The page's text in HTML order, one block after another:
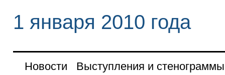
1 января 2010 года
Новости Выступления и стенограммы